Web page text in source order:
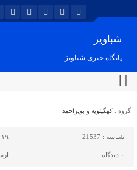
شباویز
پایگاه خبری شباویز
گروه : کهگیلویه و بویراحمد
شناسه : 21537 ۱۹ بهمن ۱۴۰۳ - ۲۲:۱۹
۰ دیدگاه